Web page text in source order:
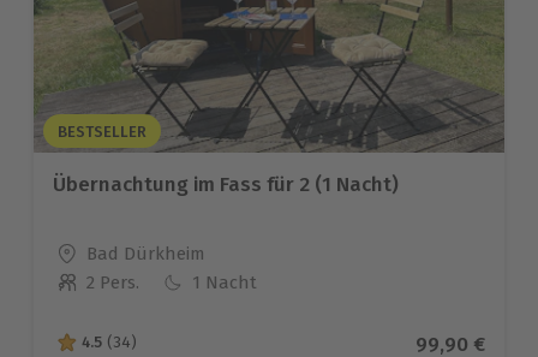
BESTSELLER
Übernachtung im Fass für 2 (1 Nacht)
Standort
Bad Dürkheim
Anzahl der Teilnehmer
2 Pers. 1 Nacht
4.5 (34) Aktueller
99,90 €